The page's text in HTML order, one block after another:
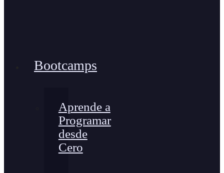
Bootcamps
Aprende a
Programar
desde
Cero